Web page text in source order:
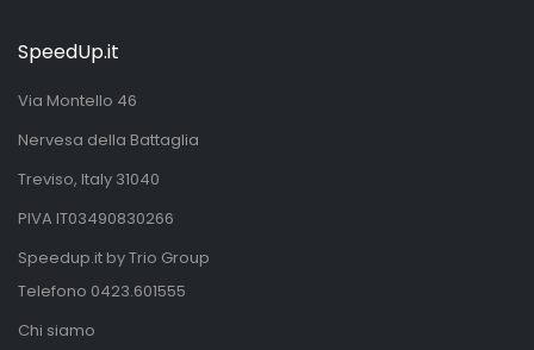
SpeedUp.it
Via Montello 46
Nervesa della Battaglia
Treviso, Italy 31040
PIVA IT03490830266
Speedup.it by Trio Group
Telefono 0423.601555
Chi siamo